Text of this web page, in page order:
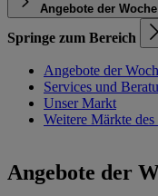
Angebote der Woche
Springe zum Bereich
Angebote der
Services und
Unser Markt
Weitere Märkte
Angebote der